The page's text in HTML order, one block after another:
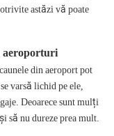
astăzi vă poate
aeroporturi
din aeroport pot
varsă lichid pe ele,
Deoarece sunt mulți
să nu dureze prea mult.